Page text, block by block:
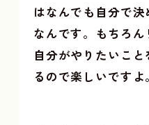
はなんでも自分で
なんです。もちろん
自分がやりたいこ
るので楽しいですよ